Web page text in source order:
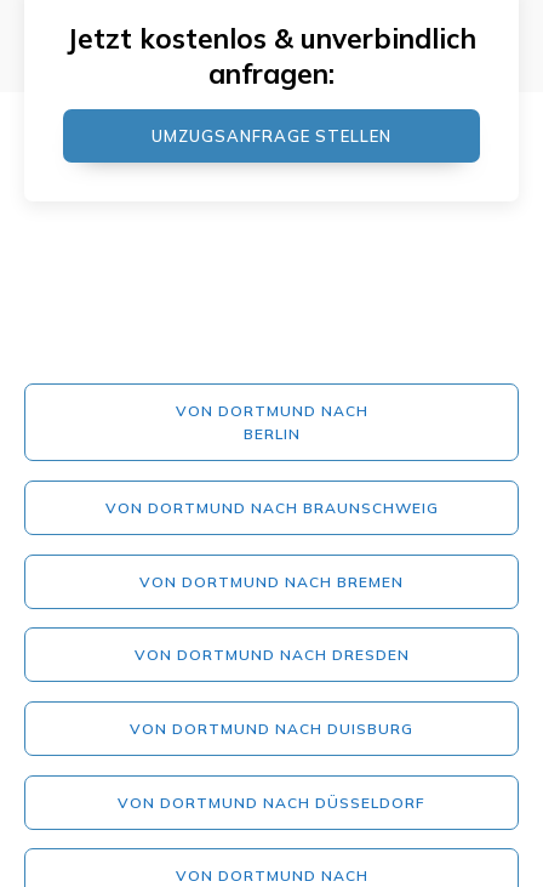
Jetzt kostenlos & unverbindlich
anfragen:
UMZUGSANFRAGE STELLEN
VON DORTMUND NACH
BERLIN
VON DORTMUND NACH BRAUNSCHWEIG
VON DORTMUND NACH BREMEN
VON DORTMUND NACH DRESDEN
VON DORTMUND NACH DUISBURG
VON DORTMUND NACH DÜSSELDORF
VON DORTMUND NACH